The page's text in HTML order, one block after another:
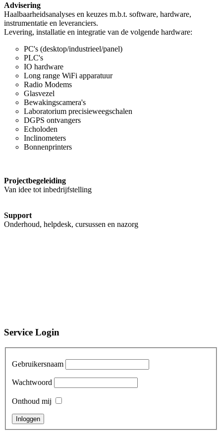
Advisering
Haalbaarheidsanalyses en keuzes m.b.t. software, hardware,
instrumentatie en leveranciers.
Levering, installatie en integratie van de volgende hardware:
PC's (desktop/industrieel/panel)
PLC's
IO hardware
Long range WiFi apparatuur
Radio Modems
Glasvezel
Bewakingscamera's
Laboratorium precisieweegschalen
DGPS ontvangers
Echoloden
Inclinometers
Bonnenprinters
Projectbegeleiding
Van idee tot inbedrijfstelling
Support
Onderhoud, helpdesk, cursussen en nazorg
Service Login
Gebruikersnaam
Wachtwoord
Onthoud mij